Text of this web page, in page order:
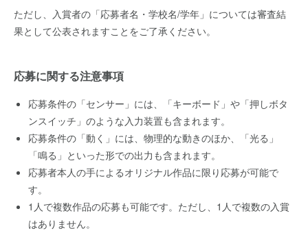
ただし、入賞者の「応募者名・学校名/学年」については審査結
果として公表されますことをご了承ください。
応募に関する注意事項
応募条件の「センサー」には、「キーボード」や「押しボタ
ンスイッチ」のような入力装置も含まれます。
応募条件の「動く」には、物理的な動きのほか、「光る」
「鳴る」といった形での出力も含まれます。
応募者本人の手によるオリジナル作品に限り応募が可能で
す。
1人で複数作品の応募も可能です。ただし、1人で複数の入賞
はありません。